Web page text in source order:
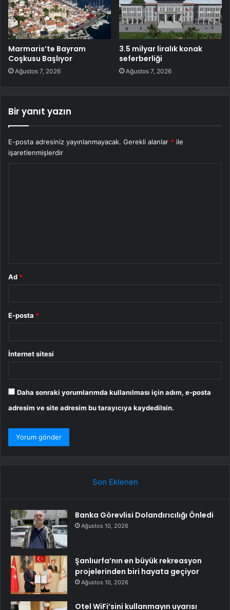
Marmaris’te Bayram
Coşkusu Başlıyor
Ağustos 7, 2026
3.5 milyar liralık konak
seferberliği
Ağustos 7, 2026
Bir yanıt yazın
E-posta adresiniz yayınlanmayacak. Gerekli alanlar * ile
işaretlenmişlerdir
Ad *
E-posta *
İnternet sitesi
Daha sonraki yorumlarımda kullanılması için adım, e-posta
adresim ve site adresim bu tarayıcıya kaydedilsin.
Son Eklenen
Banka Görevlisi Dolandırıcılığı Önledi
Ağustos 10, 2026
Şanlıurfa’nın en büyük rekreasyon
projelerinden biri hayata geçiyor
Ağustos 10, 2026
Otel WiFi’sini kullanmayın uyarısı